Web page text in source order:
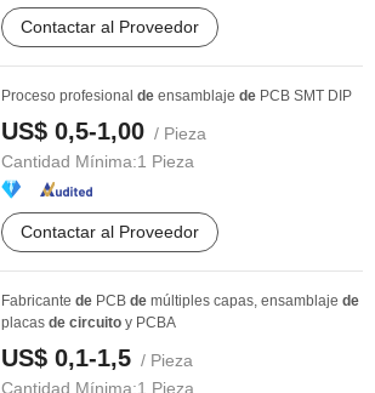
Contactar al Proveedor
Proceso profesional de ensamblaje de PCB SMT DIP
US$ 0,5-1,00 / Pieza
Cantidad Mínima:1 Pieza
Contactar al Proveedor
Fabricante de PCB de múltiples capas, ensamblaje de
placas de circuito y PCBA
US$ 0,1-1,5 / Pieza
Cantidad Mínima:1 Pieza